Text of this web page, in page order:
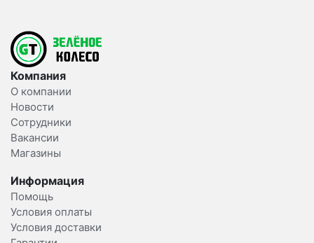
Компания
О компании
Новости
Сотрудники
Вакансии
Магазины
Информация
Помощь
Условия оплаты
Условия доставки